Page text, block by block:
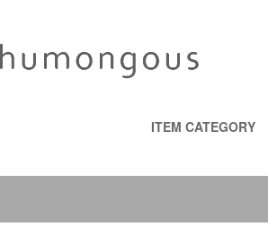
ITEM CATEGORY